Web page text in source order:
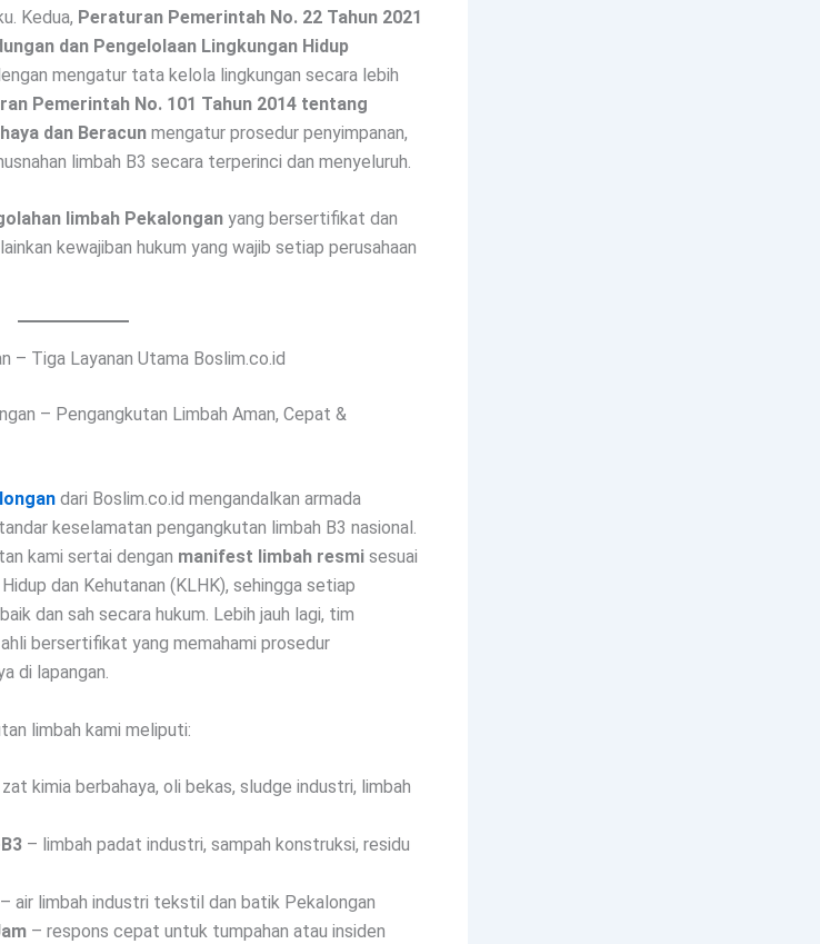
Kedua, Peraturan Pemerintah No. 22 Tahun 2021
dan Pengelolaan Lingkungan Hidup
mengatur tata kelola lingkungan secara lebih
Pemerintah No. 101 Tahun 2014 tentang
dan Beracun mengatur prosedur penyimpanan,
limbah B3 secara terperinci dan menyeluruh.
limbah Pekalongan yang bersertifikat dan
kewajiban hukum yang wajib setiap perusahaan
– Tiga Layanan Utama Boslim.co.id
– Pengangkutan Limbah Aman, Cepat &
dari Boslim.co.id mengandalkan armada
keselamatan pengangkutan limbah B3 nasional.
kami sertai dengan manifest limbah resmi sesuai
dan Kehutanan (KLHK), sehingga setiap
dan sah secara hukum. Lebih jauh lagi, tim
bersertifikat yang memahami prosedur
di lapangan.
limbah kami meliputi:
kimia berbahaya, oli bekas, sludge industri, limbah
– limbah padat industri, sampah konstruksi, residu
– air limbah industri tekstil dan batik Pekalongan
– respons cepat untuk tumpahan atau insiden